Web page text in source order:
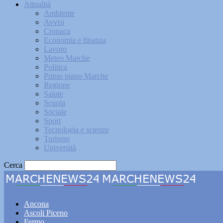
Attualità
Ambiente
Avvisi
Cronaca
Economia e finanza
Lavoro
Meteo Marche
Politica
Primo piano Marche
Regione
Salute
Scuola
Sociale
Sport
Tecnologia e scienze
Turismo
Università
Cerca
Ancona
Ascoli Piceno